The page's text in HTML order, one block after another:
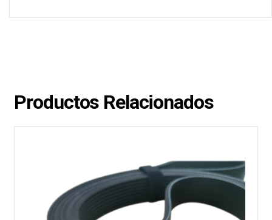
Productos Relacionados